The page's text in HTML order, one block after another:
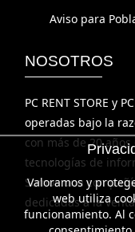
operadas bajo la
con más de 20
tecnologías de
Somos una
dedicadas a la
Valoramos y
web utiliza
funcionamiento. Al